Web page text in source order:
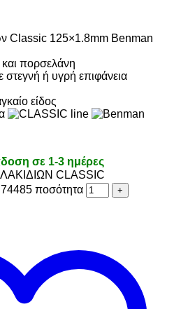
Classic 125×1.8mm Benman
πορσελάνη
ή υγρή επιφάνεια
σε 1-3 ημέρες
CLASSIC
ποσότητα